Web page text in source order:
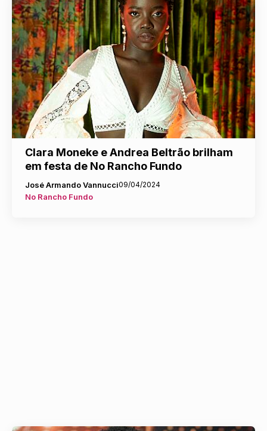
Clara Moneke e Andrea Beltrão brilham
em festa de No Rancho Fundo
José Armando Vannucci09/04/2024
No Rancho Fundo